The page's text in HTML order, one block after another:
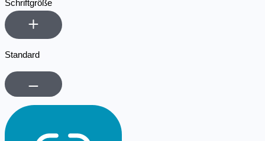
Schriftgröße
Standard